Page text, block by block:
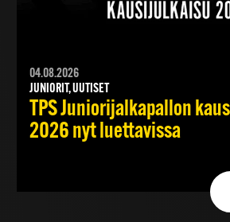
04.08.2026
JUNIORIT, UUTISET
TPS Juniorijalkapallon
2026 nyt luettavissa